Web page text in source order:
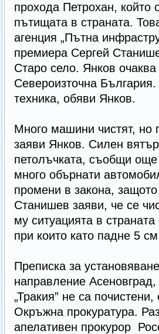
прохода Петрохан, който
пътищата в страната.
агенция „Пътна
премиера Сергей
Старо село. Янков
Североизточна
техника, обяви Янков.
Много машини чистят, но
заяви Янков. Силен
петолъчката, съобщи
много обърнати
промени в закона,
Станишев заяви, че се
му ситуацията в
при които като падне 5
Преписка за
направление
„Тракия” не са
Окръжна прокуратура.
апелативен прокурор